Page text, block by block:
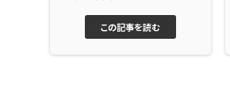
この記事を読む